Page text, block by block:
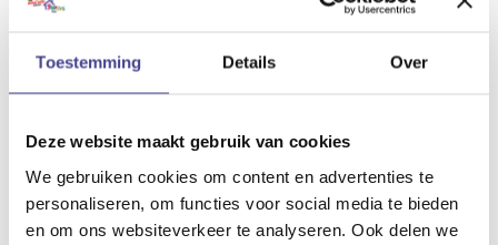
Toestemming Details Over
Deze website maakt gebruik van cookies
We gebruiken cookies om content en advertenties te
personaliseren, om functies voor social media te bieden
en om ons websiteverkeer te analyseren. Ook delen we
parttime
Alle vacatures